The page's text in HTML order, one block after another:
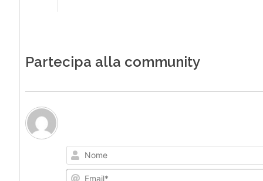
Partecipa alla community